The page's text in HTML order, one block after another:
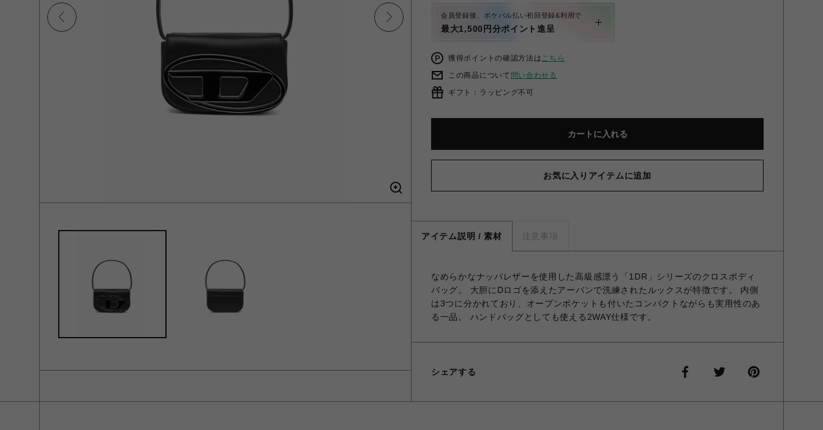
会員登録後、ポケパル払い初回登録&利用で
最大1,500円分ポイント進呈
獲得ポイントの確認方法はこちら
この商品について 問い合わせる
ギフト：ラッピング不可
カートに入れる
お気に入りアイテムに追加
アイテム説明 / 素材 注意事項
なめらかなナッパレザーを使用した高級感漂う「1DR」シリーズのクロスボディ
バッグ。 大胆にDロゴを添えたアーバンで洗練されたルックスが特徴です。 内側
は3つに分かれており、オープンポケットも付いたコンパクトながらも実用性のあ
る一品。 ハンドバッグとしても使える2WAY仕様です。
シェアする